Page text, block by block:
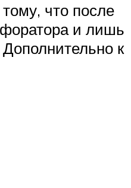
что после
и лишь
к